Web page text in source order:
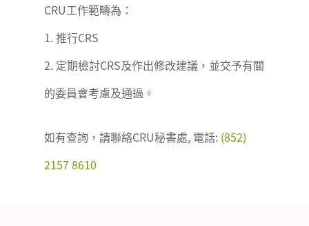
CRU工作範疇為：
1. 推行CRS
2. 定期檢討CRS及作出修改建議，並交予有關
的委員會考慮及通過。
如有查詢，請聯絡CRU秘書處, 電話: (852)
2157 8610